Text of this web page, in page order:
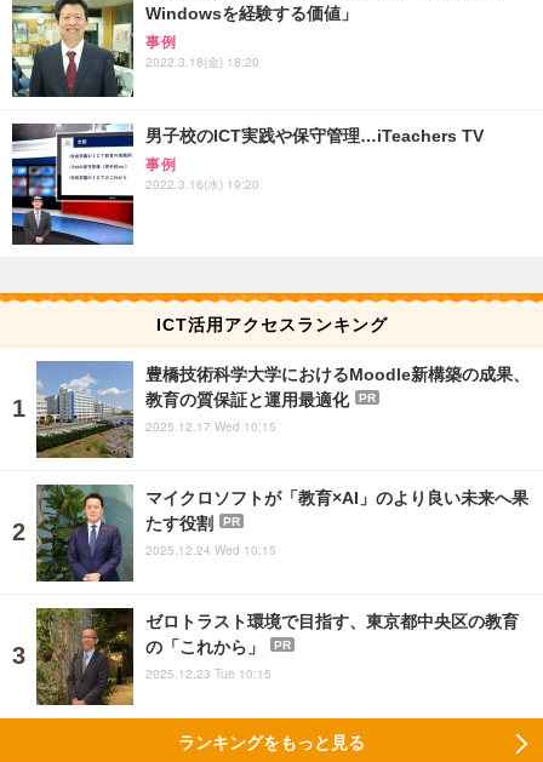
Windowsを経験する価値」
事例
2022.3.18(金) 18:20
男子校のICT実践や保守管理…iTeachers TV
事例
2022.3.16(水) 19:20
ICT活用アクセスランキング
豊橋技術科学大学におけるMoodle新構築の成果、
教育の質保証と運用最適化
PR
2025.12.17 Wed 10:15
マイクロソフトが「教育×AI」のより良い未来へ果
たす役割
PR
2025.12.24 Wed 10:15
ゼロトラスト環境で目指す、東京都中央区の教育
の「これから」
PR
2025.12.23 Tue 10:15
ランキングをもっと見る